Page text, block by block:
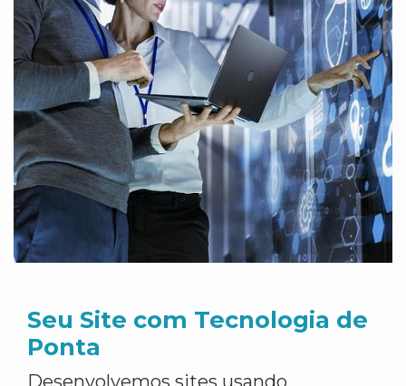
Seu Site com Tecnologia de
Ponta
Desenvolvemos sites usando